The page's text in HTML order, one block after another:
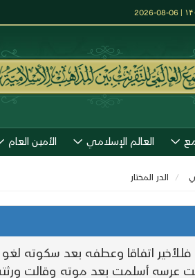
العالم الإسلامي الأمين العام
الدر المختار
اتفاقا وعطفه بعد سكوته
أسلمت بعد موته وقالت ورثته